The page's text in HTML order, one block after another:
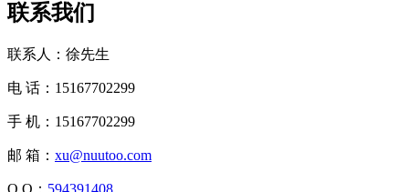
联系我们
联系人：徐先生
电 话：15167702299
手 机：15167702299
邮 箱： xu@nuutoo.com